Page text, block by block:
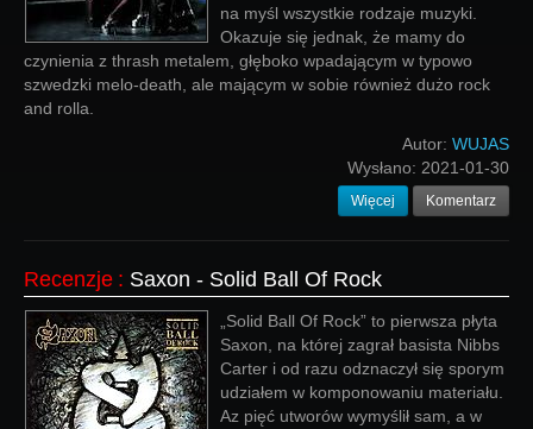
na myśl wszystkie rodzaje muzyki.
Okazuje się jednak, że mamy do
czynienia z thrash metalem, głęboko wpadającym w typowo
szwedzki melo-death, ale mającym w sobie również dużo rock
and rolla.
Autor: WUJAS
Wysłano: 2021-01-30
Więcej Komentarz
Recenzje : Saxon - Solid Ball Of Rock
„Solid Ball Of Rock” to pierwsza płyta
Saxon, na której zagrał basista Nibbs
Carter i od razu odznaczył się sporym
udziałem w komponowaniu materiału.
Az pięć utworów wymyślił sam, a w